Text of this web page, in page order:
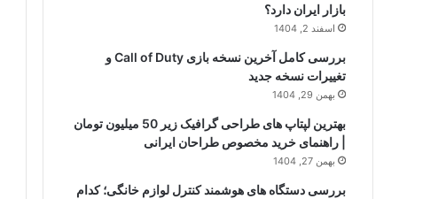
بازار ایران دارد؟
اسفند 2, 1404
بررسی کامل آخرین نسخه بازی Call of Duty و
تغییرات نسخه جدید
بهمن 29, 1404
بهترین لپتاپ های طراحی گرافیک زیر 50 میلیون تومان
| راهنمای خرید مخصوص طراحان ایرانی
بهمن 27, 1404
بررسی دستگاه های هوشمند کنترل لوازم خانگی؛ کدام